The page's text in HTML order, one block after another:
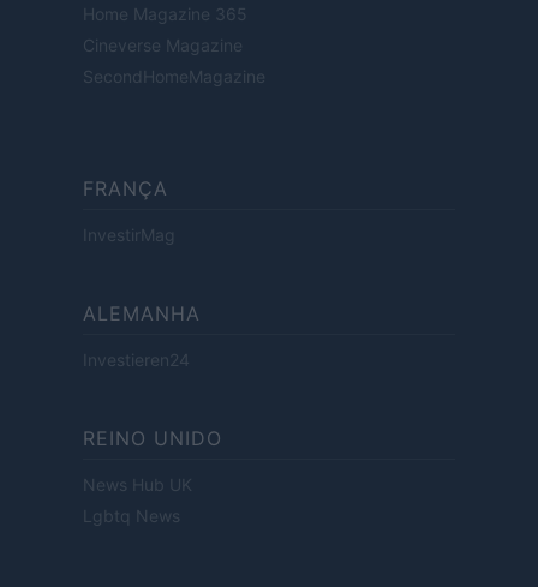
Home Magazine 365
Cineverse Magazine
SecondHomeMagazine
FRANÇA
InvestirMag
ALEMANHA
Investieren24
REINO UNIDO
News Hub UK
Lgbtq News